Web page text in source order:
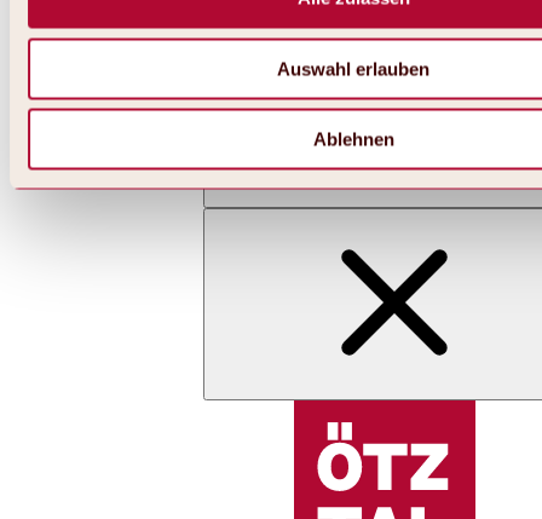
Auswahl erlauben
Ablehnen
Skigebiet Hochoetz